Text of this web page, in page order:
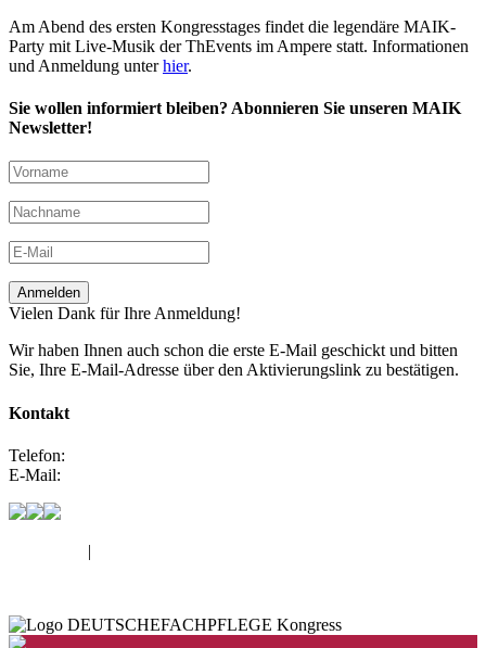
Am Abend des ersten Kongresstages findet die legendäre MAIK-
Party mit Live-Musik der ThEvents im Ampere statt. Informationen
und Anmeldung unterhier.
Sie wollen informiert bleiben? Abonnieren Sie unseren MAIK
Newsletter!
Anmelden
Vielen Dank für Ihre Anmeldung!
Wir haben Ihnen auch schon die erste E-Mail geschickt und bitten
Sie, Ihre E-Mail-Adresse über den Aktivierungslink zu bestätigen.
Kontakt
Telefon:
E-Mail:
|